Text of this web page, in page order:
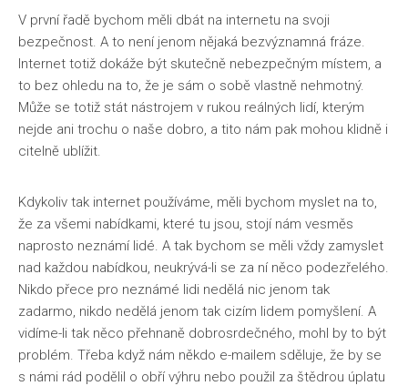
V první řadě bychom měli dbát na internetu na svoji
bezpečnost. A to není jenom nějaká bezvýznamná fráze.
Internet totiž dokáže být skutečně nebezpečným místem, a
to bez ohledu na to, že je sám o sobě vlastně nehmotný.
Může se totiž stát nástrojem v rukou reálných lidí, kterým
nejde ani trochu o naše dobro, a tito nám pak mohou klidně i
citelně ublížit.
Kdykoliv tak internet používáme, měli bychom myslet na to,
že za všemi nabídkami, které tu jsou, stojí nám vesměs
naprosto neznámí lidé. A tak bychom se měli vždy zamyslet
nad každou nabídkou, neukrývá-li se za ní něco podezřelého.
Nikdo přece pro neznámé lidi nedělá nic jenom tak
zadarmo, nikdo nedělá jenom tak cizím lidem pomyšlení. A
vidíme-li tak něco přehnaně dobrosrdečného, mohl by to být
problém. Třeba když nám někdo e-mailem sděluje, že by se
s námi rád podělil o obří výhru nebo použil za štědrou úplatu